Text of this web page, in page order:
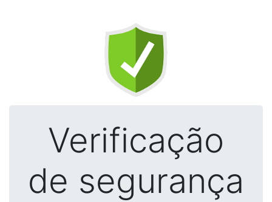
Verificação
de segurança